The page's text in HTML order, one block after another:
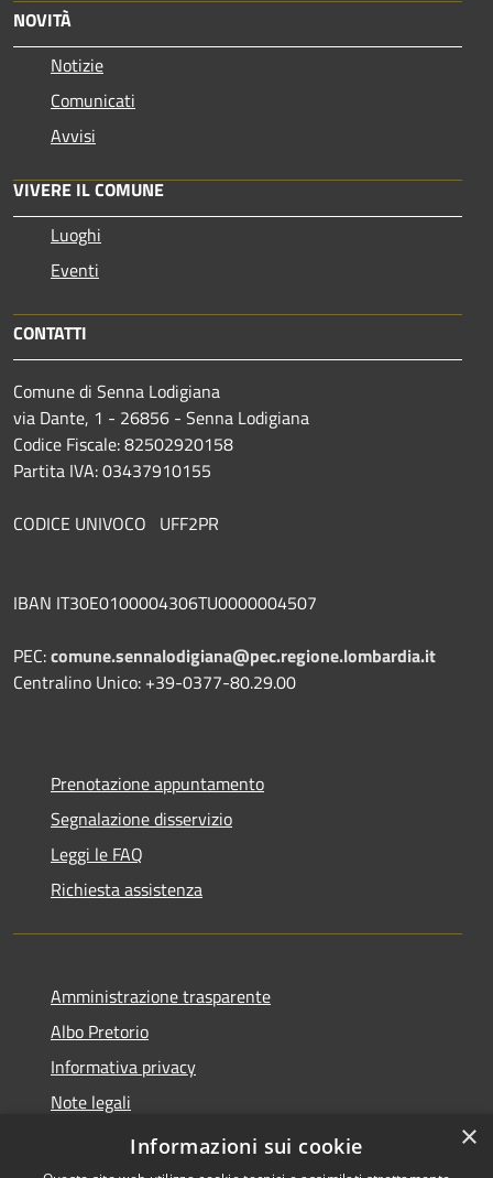
NOVITÀ
Notizie
Comunicati
Avvisi
VIVERE IL COMUNE
Luoghi
Eventi
CONTATTI
Comune di Senna Lodigiana
via Dante, 1 - 26856 - Senna Lodigiana
Codice Fiscale: 82502920158
Partita IVA: 03437910155
CODICE UNIVOCO UFF2PR
IBAN IT30E0100004306TU0000004507
PEC:comune.sennalodigiana@pec.regione.lombardia.it
Centralino Unico: +39-0377-80.29.00
Prenotazione appuntamento
Segnalazione disservizio
Leggi le FAQ
Richiesta assistenza
Amministrazione trasparente
Albo Pretorio
Informativa privacy
Note legali
Dichiarazione di accessibilità
×
Informazioni sui cookie